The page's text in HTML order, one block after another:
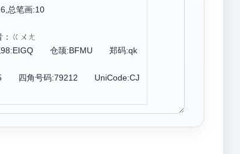
总笔画:10
ㄍㄨㄤ
仓颉:BFMU 郑码:qk
四角号码:79212 UniCode:CJ